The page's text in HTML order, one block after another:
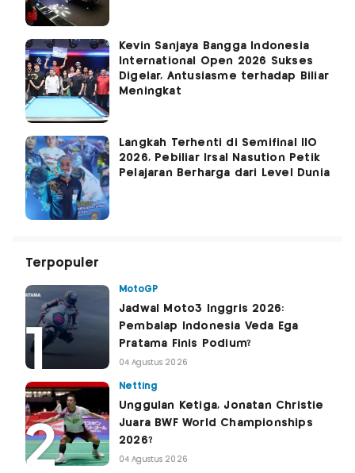
Kevin Sanjaya Bangga Indonesia
International Open 2026 Sukses
Digelar, Antusiasme terhadap Biliar
Meningkat
Langkah Terhenti di Semifinal IIO
2026, Pebiliar Irsal Nasution Petik
Pelajaran Berharga dari Level Dunia
Terpopuler
MotoGP
Jadwal Moto3 Inggris 2026:
Pembalap Indonesia Veda Ega
Pratama Finis Podium?
04 Agustus 2026
Netting
Unggulan Ketiga, Jonatan Christie
Juara BWF World Championships
2026?
04 Agustus 2026